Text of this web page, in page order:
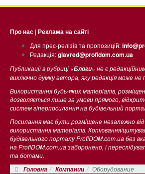
Про нас | Реклама на сайті
Для прес-релізів та пропозицій:
Редакція:glavred@profidom.com.ua
Публикації в рубриці «Блоги» не є
виключно думку автора, яку редакція може не
Використання будь-яких матеріалів,
дозволяється лише за умови прямого,
систем гіперпосилання на будівельний
Посилання має бути розміщене незалежно
використання матеріалів. Копіювання/
будівельного порталу ProfiDOM.com.ua без
на ProfiDOM.com.ua заборонено, і
та ботами.
Головна
Компании Оборудование